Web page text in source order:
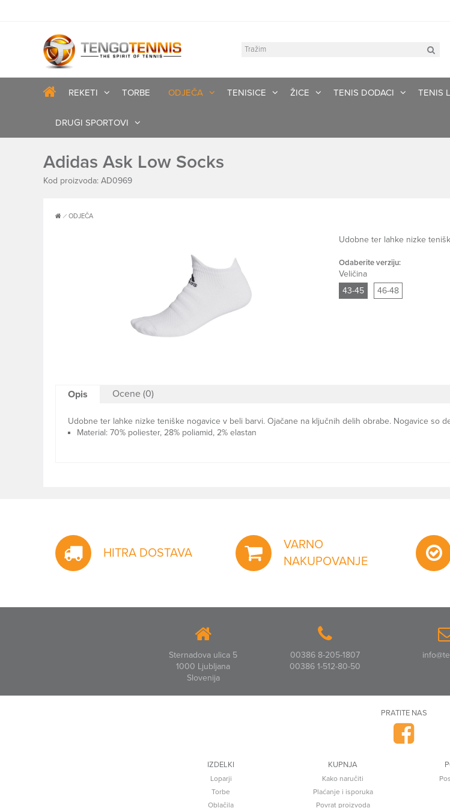
REKETI TORBE ODJEČA TENISICE ŽICE TENIS DODACI TENIS
DRUGI SPORTOVI
Adidas Ask Low Socks
Kod proizvoda: AD0969
ODJEČA
Udobne ter lahke nizke
Odaberite verziju:
Veličina
43-45
46-48
Opis Ocene (0)
Udobne ter lahke nizke teniške nogavice v beli barvi. Ojačane na ključnih delih obrabe. Nogavice so
Material: 70% poliester, 28% poliamid, 2% elastan
HITRA DOSTAVA
VARNO
NAKUPOVANJE
Sternadova ulica 5
1000 Ljubljana
Slovenija
00386 8-205-1807
00386 1-512-80-50
PRATITE NAS
IZDELKI
Loparji
Torbe
Oblačila
KUPNJA
Kako naručiti
Plaćanje i isporuka
Povrat proizvoda